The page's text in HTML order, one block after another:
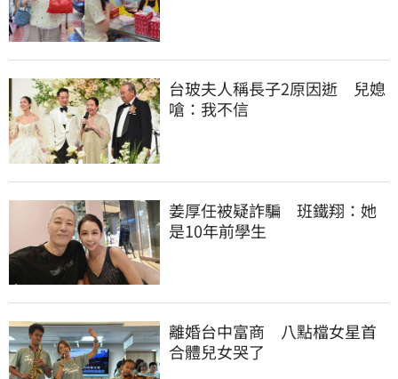
台玻夫人稱長子2原因逝　兒媳
嗆：我不信
姜厚任被疑詐騙　班鐵翔：她
是10年前學生
離婚台中富商　八點檔女星首
合體兒女哭了